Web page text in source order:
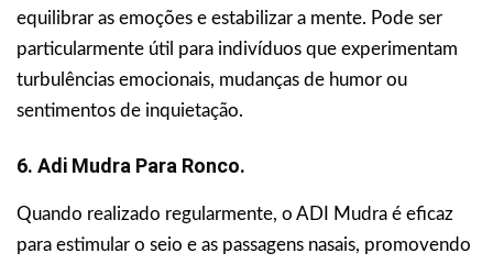
equilibrar as emoções e estabilizar a mente. Pode ser
particularmente útil para indivíduos que experimentam
turbulências emocionais, mudanças de humor ou
sentimentos de inquietação.
6. Adi Mudra Para Ronco.
Quando realizado regularmente, o ADI Mudra é eficaz
para estimular o seio e as passagens nasais, promovendo